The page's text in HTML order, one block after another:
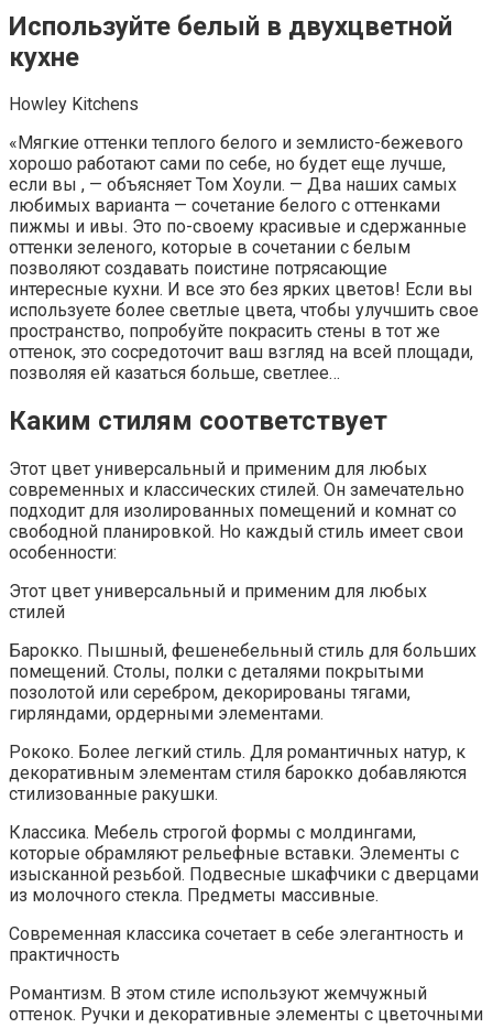
Используйте белый в двухцветной
кухне
Howley Kitchens
«Мягкие оттенки теплого белого и землисто-бежевого
хорошо работают сами по себе, но будет еще лучше,
если вы , — объясняет Том Хоули. — Два наших самых
любимых варианта — сочетание белого с оттенками
пижмы и ивы. Это по-своему красивые и сдержанные
оттенки зеленого, которые в сочетании с белым
позволяют создавать поистине потрясающие
интересные кухни. И все это без ярких цветов! Если вы
используете более светлые цвета, чтобы улучшить свое
пространство, попробуйте покрасить стены в тот же
оттенок, это сосредоточит ваш взгляд на всей площади,
позволяя ей казаться больше, светлее…
Каким стилям соответствует
Этот цвет универсальный и применим для любых
современных и классических стилей. Он замечательно
подходит для изолированных помещений и комнат со
свободной планировкой. Но каждый стиль имеет свои
особенности:
Этот цвет универсальный и применим для любых
стилей
Барокко. Пышный, фешенебельный стиль для больших
помещений. Столы, полки с деталями покрытыми
позолотой или серебром, декорированы тягами,
гирляндами, ордерными элементами.
Рококо. Более легкий стиль. Для романтичных натур, к
декоративным элементам стиля барокко добавляются
стилизованные ракушки.
Классика. Мебель строгой формы с молдингами,
которые обрамляют рельефные вставки. Элементы с
изысканной резьбой. Подвесные шкафчики с дверцами
из молочного стекла. Предметы массивные.
Современная классика сочетает в себе элегантность и
практичность
Романтизм. В этом стиле используют жемчужный
оттенок. Ручки и декоративные элементы с цветочными